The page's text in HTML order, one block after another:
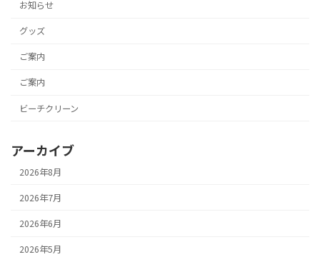
お知らせ
グッズ
ご案内
ご案内
ビーチクリーン
アーカイブ
2026年8月
2026年7月
2026年6月
2026年5月